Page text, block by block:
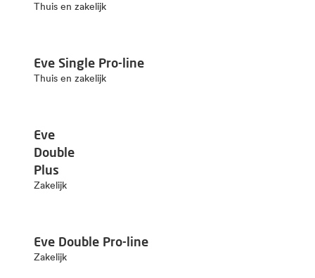
Thuis en zakelijk
Eve Single Pro-line
Thuis en zakelijk
Eve
Double
Plus
Zakelijk
Eve Double Pro-line
Zakelijk